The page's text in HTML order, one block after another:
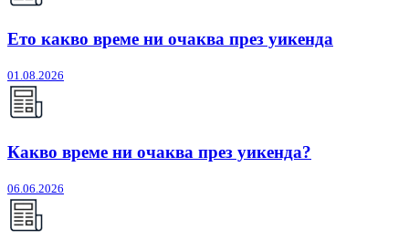
Ето какво време ни очаква през уикенда
01.08.2026
Какво време ни очаква през уикенда?
06.06.2026